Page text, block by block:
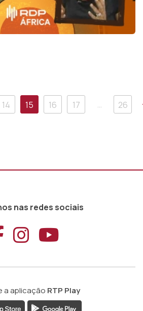
14 15 16 17 … 26
nas redes sociais
Aceder ao
Aceder ao
Aceder
a aplicação RTP Play